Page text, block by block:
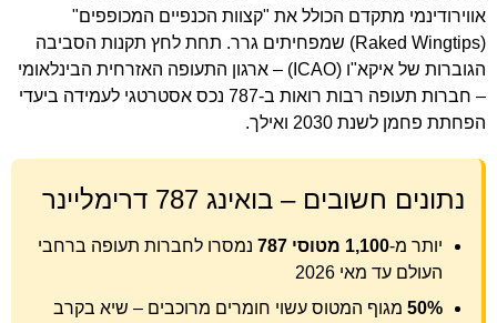
אווירודינמי מתקדם הכולל את "קצוות הכנפיים המכופפים"
(Raked Wingtips) שמפחיתים גרר. תחת לחץ תקנות הסביבה
הגוברות של איקא"ו (ICAO) – ארגון התעופה האזרחית הבינלאומי
– חברות תעופה רבות רואות ב-787 נכס אסטרטגי לעמידה ביעדי
הפחתת פחמן לשנת 2030 ואילך.
נתונים חשובים – בואינג 787 דרימליינר
יותר מ-1,100 מטוסי 787
נמסרו לחברות תעופה ברחבי
העולם עד מאי 2026
50% מגוף המטוס עשוי חומרים מרוכבים – שיא בקרב